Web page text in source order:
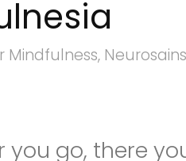
Mindfulness,
you go, there